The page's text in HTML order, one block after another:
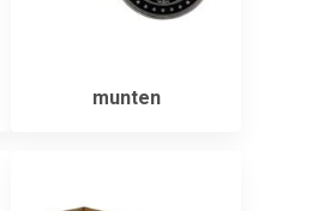
munten